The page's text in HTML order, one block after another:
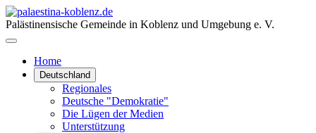
Palästinensische Gemeinde in Koblenz und Umgebung e. V.
Home
Deutschland
Regionales
Deutsche "Demokratie"
Die Lügen der Medien
Unterstützung